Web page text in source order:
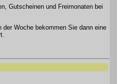
Gutscheinen und Freimonaten bei
der Woche bekommen Sie dann eine